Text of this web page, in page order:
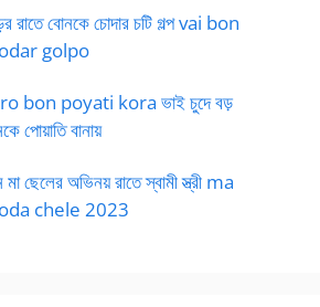
রাতে বোনকে চোদার চটি গল্প vai bon
golpo
bon poyati kora ভাই চুদে বড়
পোয়াতি বানায়
মা ছেলের অভিনয় রাতে স্বামী স্ত্রী ma
chele 2023